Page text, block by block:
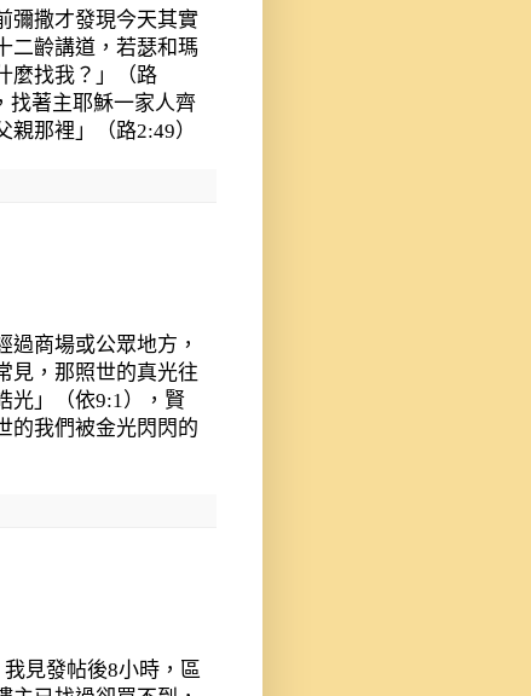
彌撒才發現今天其實
二齡講道，若瑟和瑪
麼找我？」（路
找著主耶穌一家人齊
親那裡」（路2:49）
商場或公眾地方，
見，那照世的真光往
光」（依9:1），賢
的我們被金光閃閃的
見發帖後8小時，區